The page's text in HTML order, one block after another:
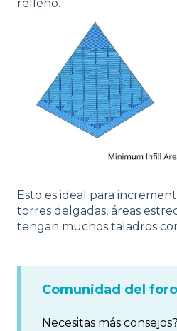
relleno.
Esto es ideal para
torres delgadas, áreas
tengan muchos taladros
Comunidad del foro
Necesitas más